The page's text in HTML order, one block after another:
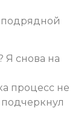
подрядной
Я снова на
процесс не